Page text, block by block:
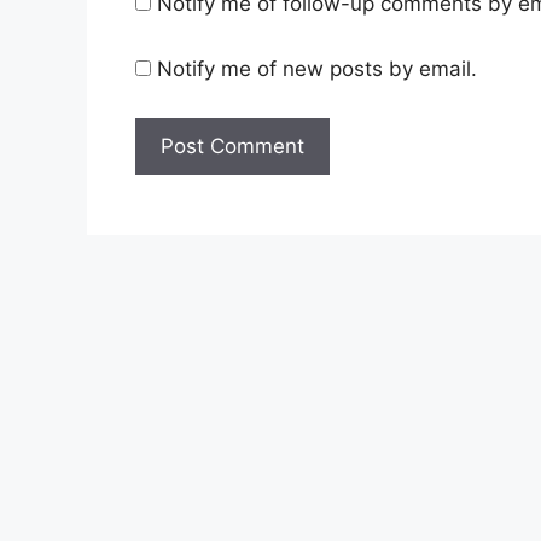
Notify me of new posts by email.